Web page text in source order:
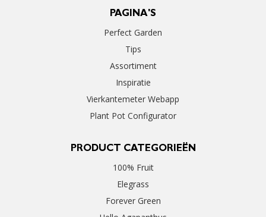
PAGINA'S
Perfect Garden
Tips
Assortiment
Inspiratie
Vierkantemeter Webapp
Plant Pot Configurator
PRODUCT CATEGORIEËN
100% Fruit
Elegrass
Forever Green